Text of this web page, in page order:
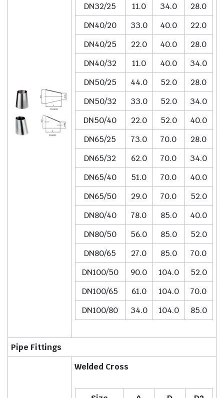
DN32/25
11.0 34.0
28.0
DN40/20
33.0 40.0
22.0
DN40/25
22.0 40.0
28.0
DN40/32
11.0 40.0
34.0
DN50/25
44.0 52.0
28.0
DN50/32
33.0 52.0
34.0
DN50/40
22.0 52.0
40.0
DN65/25
73.0 70.0
28.0
DN65/32
62.0 70.0
34.0
DN65/40
51.0 70.0
40.0
DN65/50
29.0 70.0
52.0
DN80/40
78.0 85.0
40.0
DN80/50
56.0 85.0
52.0
DN80/65
27.0 85.0
70.0
DN100/50
90.0 104.0
52.0
DN100/65
61.0 104.0
70.0
DN100/80
34.0 104.0 85.0
Pipe Fittings
Welded Cross